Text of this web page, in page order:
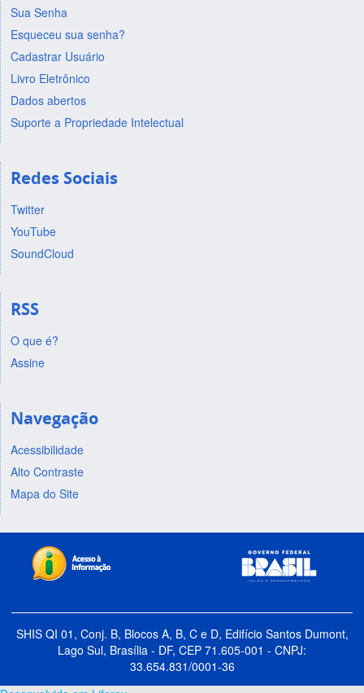
Sua Senha
Esqueceu sua senha?
Cadastrar Usuário
Livro Eletrônico
Dados abertos
Suporte a Propriedade Intelectual
Redes Sociais
Twitter
YouTube
SoundCloud
RSS
O que é?
Assine
Navegação
Acessibilidade
Alto Contraste
Mapa do Site
SHIS QI 01, Conj. B, Blocos A, B, C e D, Edifício Santos Dumont,
Lago Sul, Brasília - DF, CEP 71.605-001 - CNPJ:
33.654.831/0001-36